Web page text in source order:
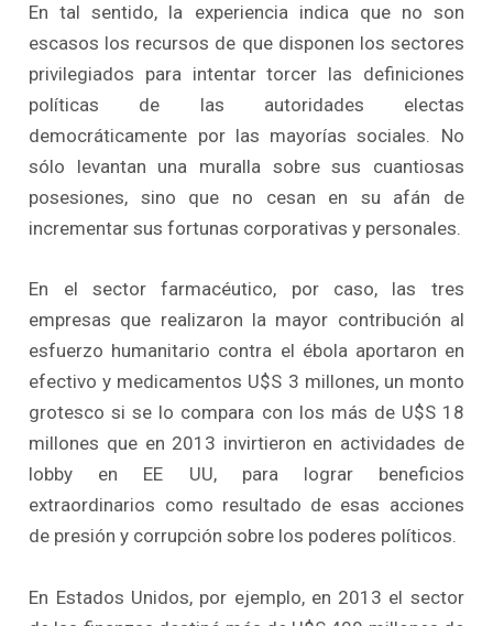
En tal sentido, la experiencia indica que no son
escasos los recursos de que disponen los sectores
privilegiados para intentar torcer las definiciones
políticas de las autoridades electas
democráticamente por las mayorías sociales. No
sólo levantan una muralla sobre sus cuantiosas
posesiones, sino que no cesan en su afán de
incrementar sus fortunas corporativas y personales.
En el sector farmacéutico, por caso, las tres
empresas que realizaron la mayor contribución al
esfuerzo humanitario contra el ébola aportaron en
efectivo y medicamentos U$S 3 millones, un monto
grotesco si se lo compara con los más de U$S 18
millones que en 2013 invirtieron en actividades de
lobby en EE UU, para lograr beneficios
extraordinarios como resultado de esas acciones
de presión y corrupción sobre los poderes políticos.
En Estados Unidos, por ejemplo, en 2013 el sector